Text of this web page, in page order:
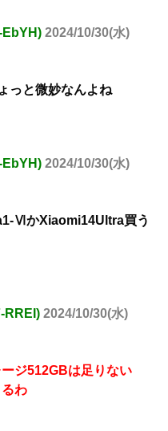
EbYH) 2024/10/30(水)
っと微妙なんよね
EbYH) 2024/10/30(水)
ⅥかXiaomi14Ultra買う
RREI) 2024/10/30(水)
ジ512GBは足りない
わ